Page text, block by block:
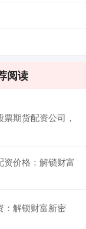
阅读
期货配资公司，
资价格：解锁财富
：解锁财富新密